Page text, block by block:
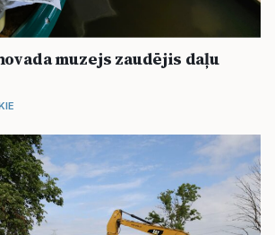
muzejs zaudējis daļu